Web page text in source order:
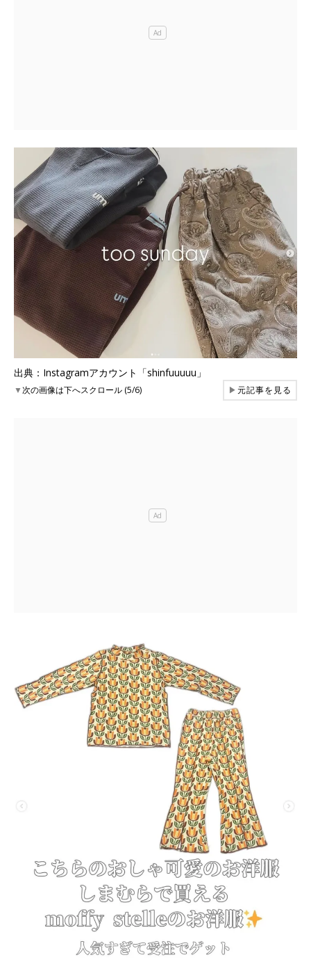
出典：Instagramアカウント「shinfuuuuu」
▼次の画像は下へスクロール (5/6) ▶元記事を見る